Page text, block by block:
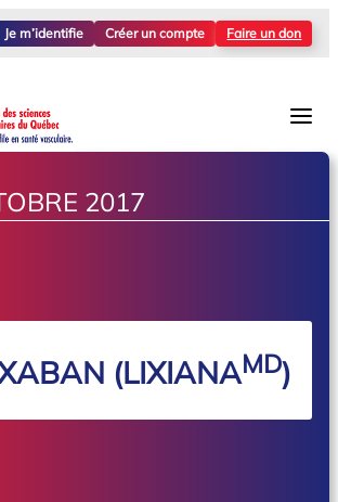
Je m’identifie Créer un compte Faire un don
2017
(LIXIANAMD)